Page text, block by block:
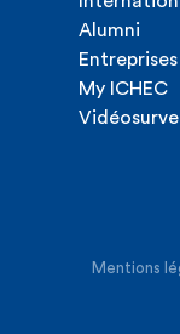
Alumni
Entreprises
My ICHEC
Mentions